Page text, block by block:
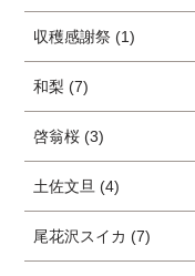
収穫感謝祭 (1)
和梨 (7)
啓翁桜 (3)
土佐文旦 (4)
尾花沢スイカ (7)